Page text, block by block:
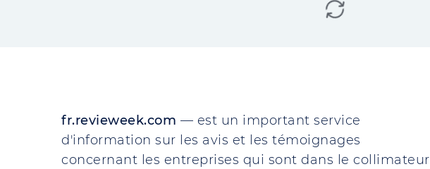
fr.revieweek.com — est un important service
d'information sur les avis et les témoignages
concernant les entreprises qui sont dans le collimateur